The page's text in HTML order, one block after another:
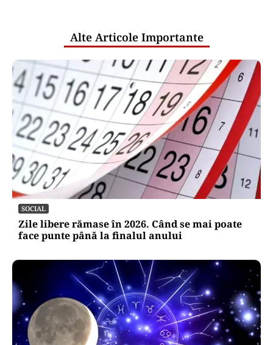
Alte Articole Importante
SOCIAL
Zile libere rămase în 2026. Când se mai poate
face punte până la finalul anului